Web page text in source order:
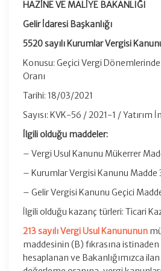
HAZİNE VE MALİYE BAKANLIĞI
Gelir İdaresi Başkanlığı
5520 sayılı Kurumlar Vergisi
Konusu: Geçici Vergi
Oranı
Tarihi: 18/03/2021
Sayısı: KVK-56 / 2021-1 / Yatırım
İlgili olduğu maddeler:
– Vergi Usul Kanunu Mükerrer
– Kurumlar Vergisi Kanunu Madde
– Gelir Vergisi Kanunu Geçici
İlgili olduğu kazanç türleri: Ticari
213 sayılı Vergi Usul Kanununun
maddesinin (B) fıkrasına istinaden
hesaplanan ve Bakanlığımızca